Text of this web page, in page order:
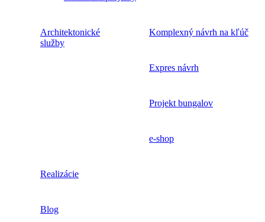
Architektonické
služby
Komplexný návrh na kľúč
Expres návrh
Projekt bungalov
e-shop
Realizácie
Blog